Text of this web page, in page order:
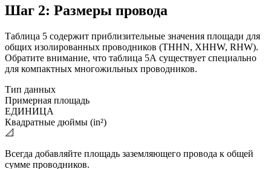
Шаг 2: Размеры провода
Таблица 5 содержит приблизительные значения площади для
общих изолированных проводников (THHN, XHHW, RHW).
Обратите внимание, что таблица 5А существует специально
для компактных многожильных проводников.
Тип данных
Примерная площадь
ЕДИНИЦА
Квадратные дюймы (in²)
📐
Всегда добавляйте площадь заземляющего провода к общей
сумме проводников.